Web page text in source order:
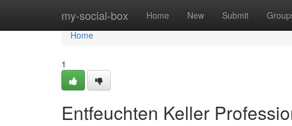
my-social-box Home New Submit
Home
Home
1
Entfeuchten Keller